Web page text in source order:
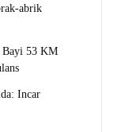
abrik
Bayi 53 KM
Incar